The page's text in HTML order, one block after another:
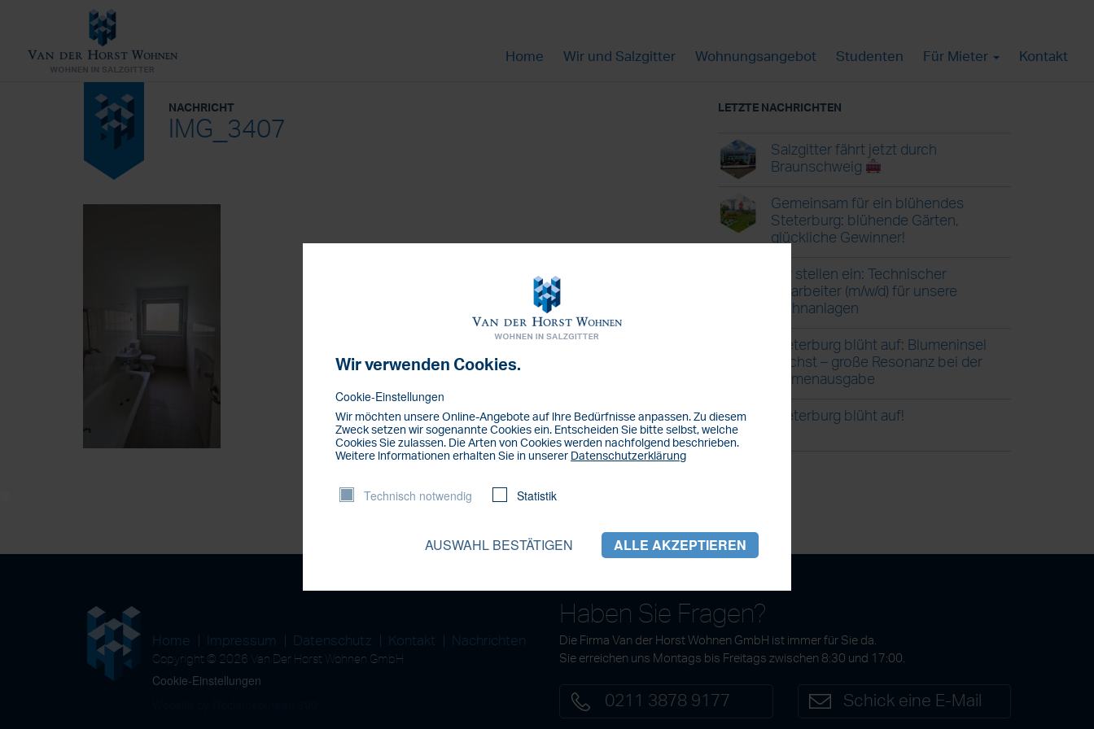
Home Wir und Salzgitter Wohnungsangebot Studenten Für Mieter Kontakt
NACHRICHT
IMG_3407
LETZTE NACHRICHTEN
Salzgitter fährt jetzt durch
Braunschweig
Gemeinsam für ein blühendes
Steterburg: blühende Gärten,
glückliche Gewinner!
Wir stellen ein: Technischer
Mitarbeiter (m/w/d) für unsere
Wohnanlagen
Steterburg blüht auf: Blumeninsel
wächst – große Resonanz bei der
Blumenausgabe
Steterburg blüht auf!
Home Impressum Datenschutz Kontakt Nachrichten
Copyright © 2026 Van Der Horst Wohnen GmbH
Cookie-Einstellungen
Haben Sie Fragen?
Die Firma Van der Horst Wohnen GmbH ist immer für Sie da.
Sie erreichen uns Montags bis Freitags zwischen 8:30 und 17:00.
0211 3878 9177 Schick eine E-Mail
Wir verwenden Cookies.
Cookie-Einstellungen
Wir möchten unsere Online-Angebote auf lhre Bedürfnisse anpassen. Zu diesem
Zweck setzen wir sogenannte Cookies ein. Entscheiden Sie bitte selbst, welche
Cookies Sie zulassen. Die Arten von Cookies werden nachfolgend beschrieben.
Weitere lnformationen erhalten Sie in unserer Datenschutzerklärung
Technisch notwendig Statistik
AUSWAHL BESTÄTIGEN ALLE AKZEPTIEREN